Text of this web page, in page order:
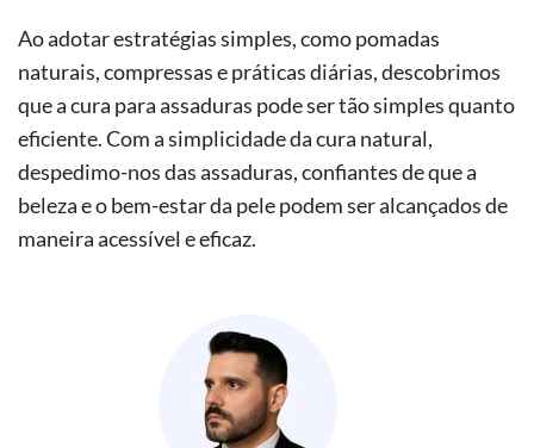
Ao adotar estratégias simples, como pomadas
naturais, compressas e práticas diárias, descobrimos
que a cura para assaduras pode ser tão simples quanto
eficiente. Com a simplicidade da cura natural,
despedimo-nos das assaduras, confiantes de que a
beleza e o bem-estar da pele podem ser alcançados de
maneira acessível e eficaz.